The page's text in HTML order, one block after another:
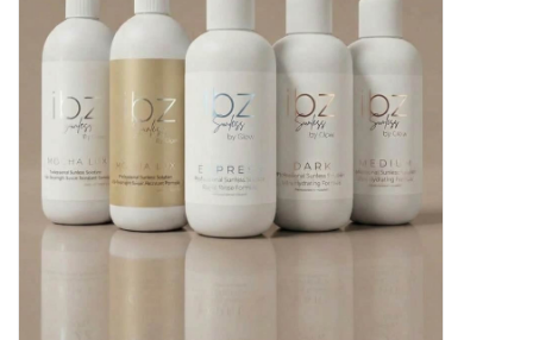
Onderdelen
Ventilatoren / Afzuiging
Promotie materiaal
Salon kleding